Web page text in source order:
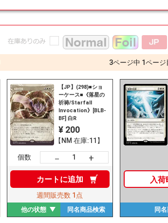
3ページ中 1ページ
【JP】(298)■ショ
ーケース■《落星の
祈祷/Starfall
Invocation》[BLB-
BF] 白R
¥ 200
【NM 在庫:11】
個数 － +
カートに追加
週間販売数 1点
同名商品検索
他の状態
入荷
同